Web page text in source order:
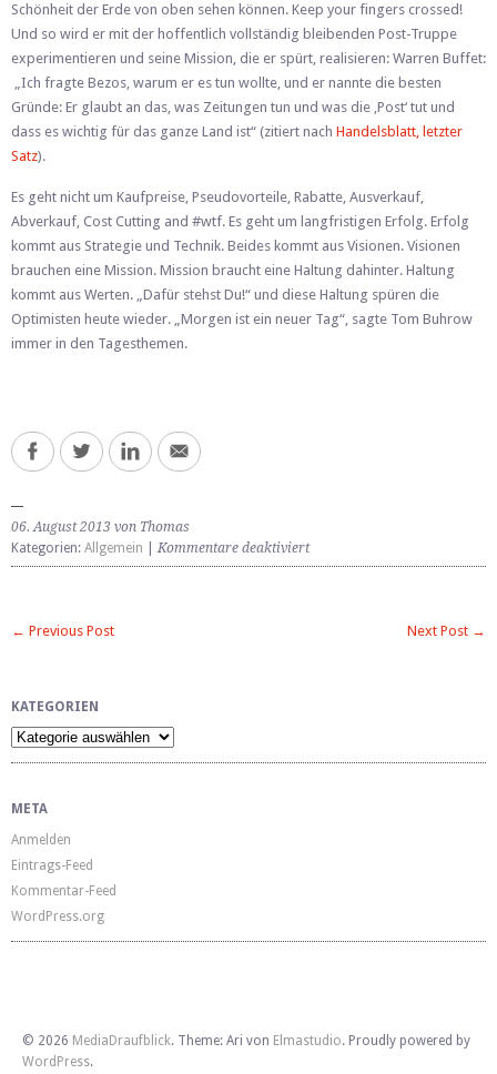
Schönheit der Erde von oben sehen können. Keep your fingers crossed!
Und so wird er mit der hoffentlich vollständig bleibenden Post-Truppe
experimentieren und seine Mission, die er spürt, realisieren: Warren Buffet:
„Ich fragte Bezos, warum er es tun wollte, und er nannte die besten
Gründe: Er glaubt an das, was Zeitungen tun und was die ‚Post‘ tut und
dass es wichtig für das ganze Land ist“ (zitiert nach Handelsblatt, letzter
Satz).
Es geht nicht um Kaufpreise, Pseudovorteile, Rabatte, Ausverkauf,
Abverkauf, Cost Cutting and #wtf. Es geht um langfristigen Erfolg. Erfolg
kommt aus Strategie und Technik. Beides kommt aus Visionen. Visionen
brauchen eine Mission. Mission braucht eine Haltung dahinter. Haltung
kommt aus Werten. „Dafür stehst Du!“ und diese Haltung spüren die
Optimisten heute wieder. „Morgen ist ein neuer Tag“, sagte Tom Buhrow
immer in den Tagesthemen.
06. August 2013 von Thomas
Kategorien: Allgemein Kommentare deaktiviertfür
Markenmythen
← Previous Post Next Post →
KATEGORIEN
Kategorien
META
Anmelden
Eintrags-Feed
Kommentar-Feed
WordPress.org
© 2026 MediaDraufblick. Theme: Ari von Elmastudio. Proudly powered by
WordPress.